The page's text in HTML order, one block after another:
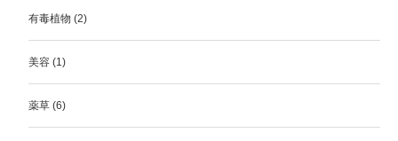
有毒植物 (2)
美容 (1)
薬草 (6)